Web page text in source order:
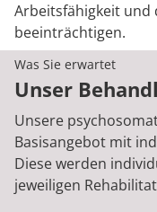
Arbeitsfähigkeit und
beeinträchtigen.
Was Sie erwartet
Unser
Unsere
Basisangebot mit
Diese werden
jeweiligen